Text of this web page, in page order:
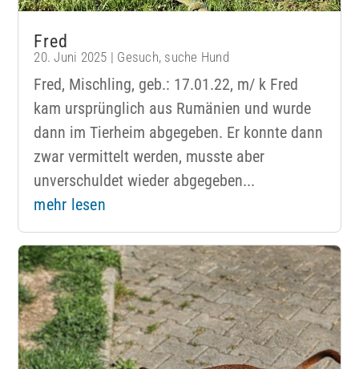
Fred
20. Juni 2025 | Gesuch, suche Hund
Fred, Mischling, geb.: 17.01.22, m/ k Fred
kam ursprünglich aus Rumänien und wurde
dann im Tierheim abgegeben. Er konnte dann
zwar vermittelt werden, musste aber
unverschuldet wieder abgegeben...
mehr lesen